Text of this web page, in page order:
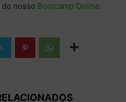
nosso Bootcamp Online.